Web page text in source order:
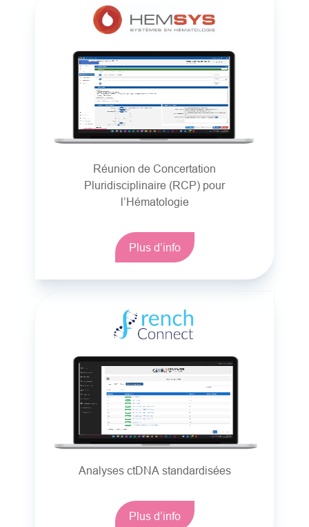
Réunion de Concertation
Pluridisciplinaire (RCP) pour
l’Hématologie
Plus d’info
Analyses ctDNA standardisées
Plus d’info